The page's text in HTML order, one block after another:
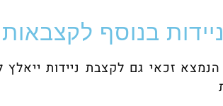
בנוסף
זכאי גם לקצבת ניידות ייאלץ